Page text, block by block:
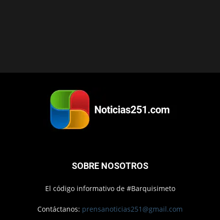
SOBRE NOSOTROS
El código informativo de #Barquisimeto
Contáctanos: prensanoticias251@gmail.com